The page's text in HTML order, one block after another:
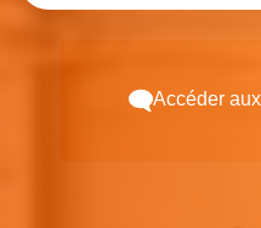
Accéder